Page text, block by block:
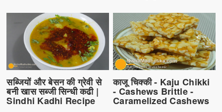
सब्जियों और बेसन की ग्रेवी से
बनी खास सब्जी सिन्धी कढी |
Sindhi Kadhi Recipe
काजू चिक्की - Kaju Chikki
- Cashews Brittle -
Caramelized Cashews